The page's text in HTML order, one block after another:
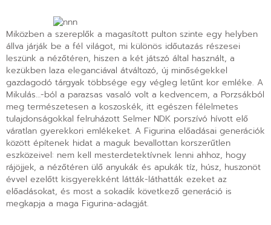
Miközben a szereplők a magasított pulton szinte egy helyben
állva járják be a fél világot, mi különös időutazás részesei
leszünk a nézőtéren, hiszen a két játszó által használt, a
kezükben laza eleganciával átváltozó, új minőségekkel
gazdagodó tárgyak többsége egy végleg letűnt kor emléke. A
Mikulás…-ból a parazsas vasaló volt a kedvencem, a Porzsákból
meg természetesen a koszoskék, itt egészen félelmetes
tulajdonságokkal felruházott Selmer NDK porszívó hívott elő
váratlan gyerekkori emlékeket. A Figurina előadásai generációk
között építenek hidat a maguk bevallottan korszerűtlen
eszközeivel: nem kell mesterdetektívnek lenni ahhoz, hogy
rájöjjek, a nézőtéren ülő anyukák és apukák tíz, húsz, huszonöt
évvel ezelőtt kisgyerekként látták-láthatták ezeket az
előadásokat, és most a sokadik következő generáció is
megkapja a maga Figurina-adagját.